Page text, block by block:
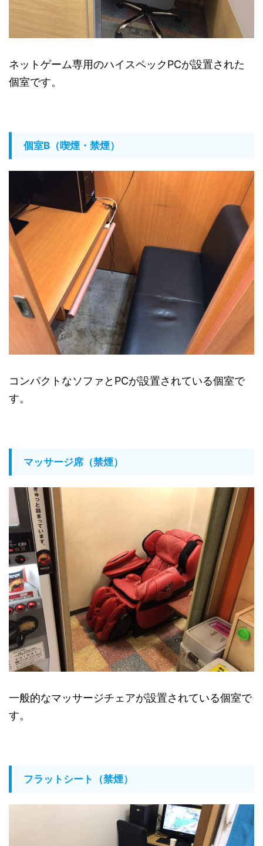
ネットゲーム専用のハイスペックPCが設置された
個室です。
個室B（喫煙・禁煙）
コンパクトなソファとPCが設置されている個室で
す。
マッサージ席（禁煙）
一般的なマッサージチェアが設置されている個室で
す。
フラットシート（禁煙）